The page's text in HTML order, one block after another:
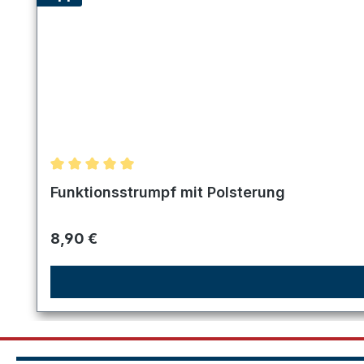
Durchschnittliche Bewertung von 5 von 5 Sternen
Funktionsstrumpf mit Polsterung
Regulärer Preis:
8,90 €